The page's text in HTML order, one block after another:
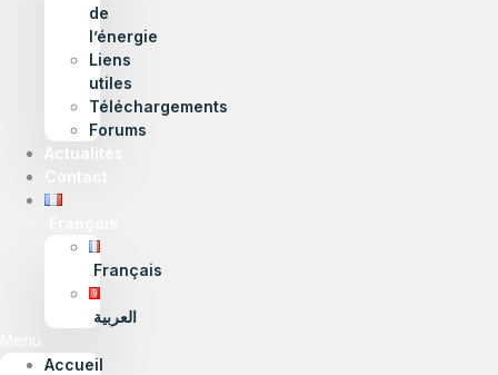
de
l’énergie
Liens
utiles
Téléchargements
Forums
Actualités
Français
العربية
Accueil